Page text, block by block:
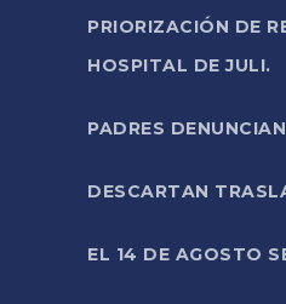
PRIORIZACIÓN DE
HOSPITAL DE JULI.
PADRES
DESCARTAN
EL 14 DE AGOSTO